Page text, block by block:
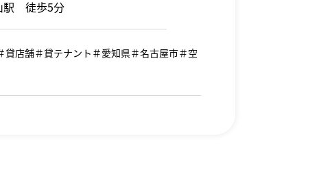
駅 徒歩5分
店舗＃貸テナント＃愛知県＃名古屋市＃空